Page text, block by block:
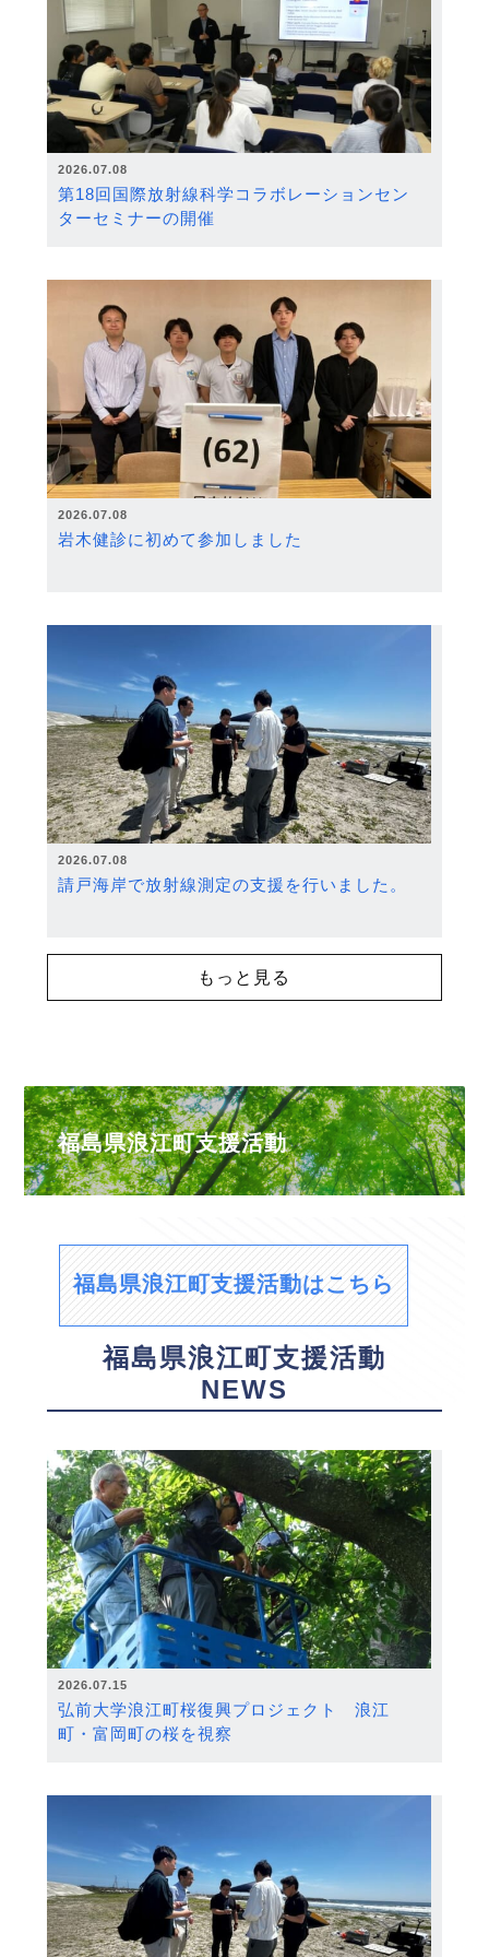
2026.07.08
第18回国際放射線科学コラボレーションセン
ターセミナーの開催
2026.07.08
岩木健診に初めて参加しました
2026.07.08
請戸海岸で放射線測定の支援を行いました。
もっと見る
福島県浪江町支援活動
福島県浪江町支援活動はこちら
福島県浪江町支援活動
NEWS
2026.07.15
弘前大学浪江町桜復興プロジェクト 浪江
町・富岡町の桜を視察